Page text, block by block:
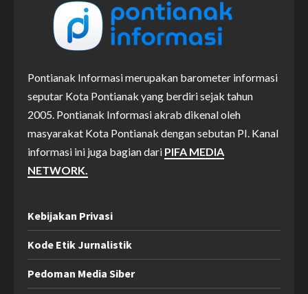
Pontianak Informasi merupakan barometer informasi
seputar Kota Pontianak yang berdiri sejak tahun
2005. Pontianak Informasi akrab dikenal oleh
masyarakat Kota Pontianak dengan sebutan PI. Kanal
informasi ini juga bagian dari PIFA MEDIA
NETWORK.
Kebijakan Privasi
Kode Etik Jurnalistik
Pedoman Media Siber